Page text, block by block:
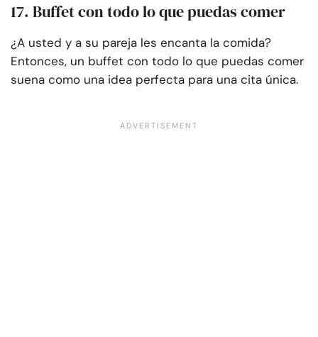
17. Buffet con todo lo que puedas comer
¿A usted y a su pareja les encanta la comida?
Entonces, un buffet con todo lo que puedas comer
suena como una idea perfecta para una cita única.